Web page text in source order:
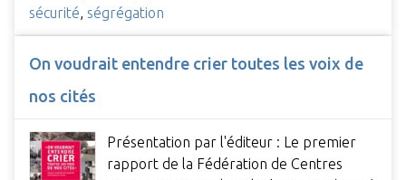
sécurité, ségrégation
On voudrait entendre crier toutes les voix de
nos cités
Présentation par l'éditeur : Le premier
rapport de la Fédération de Centres